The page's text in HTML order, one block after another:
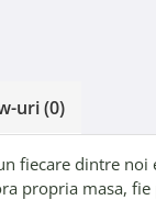
uri(0)
fiecare dintre
propria masa,